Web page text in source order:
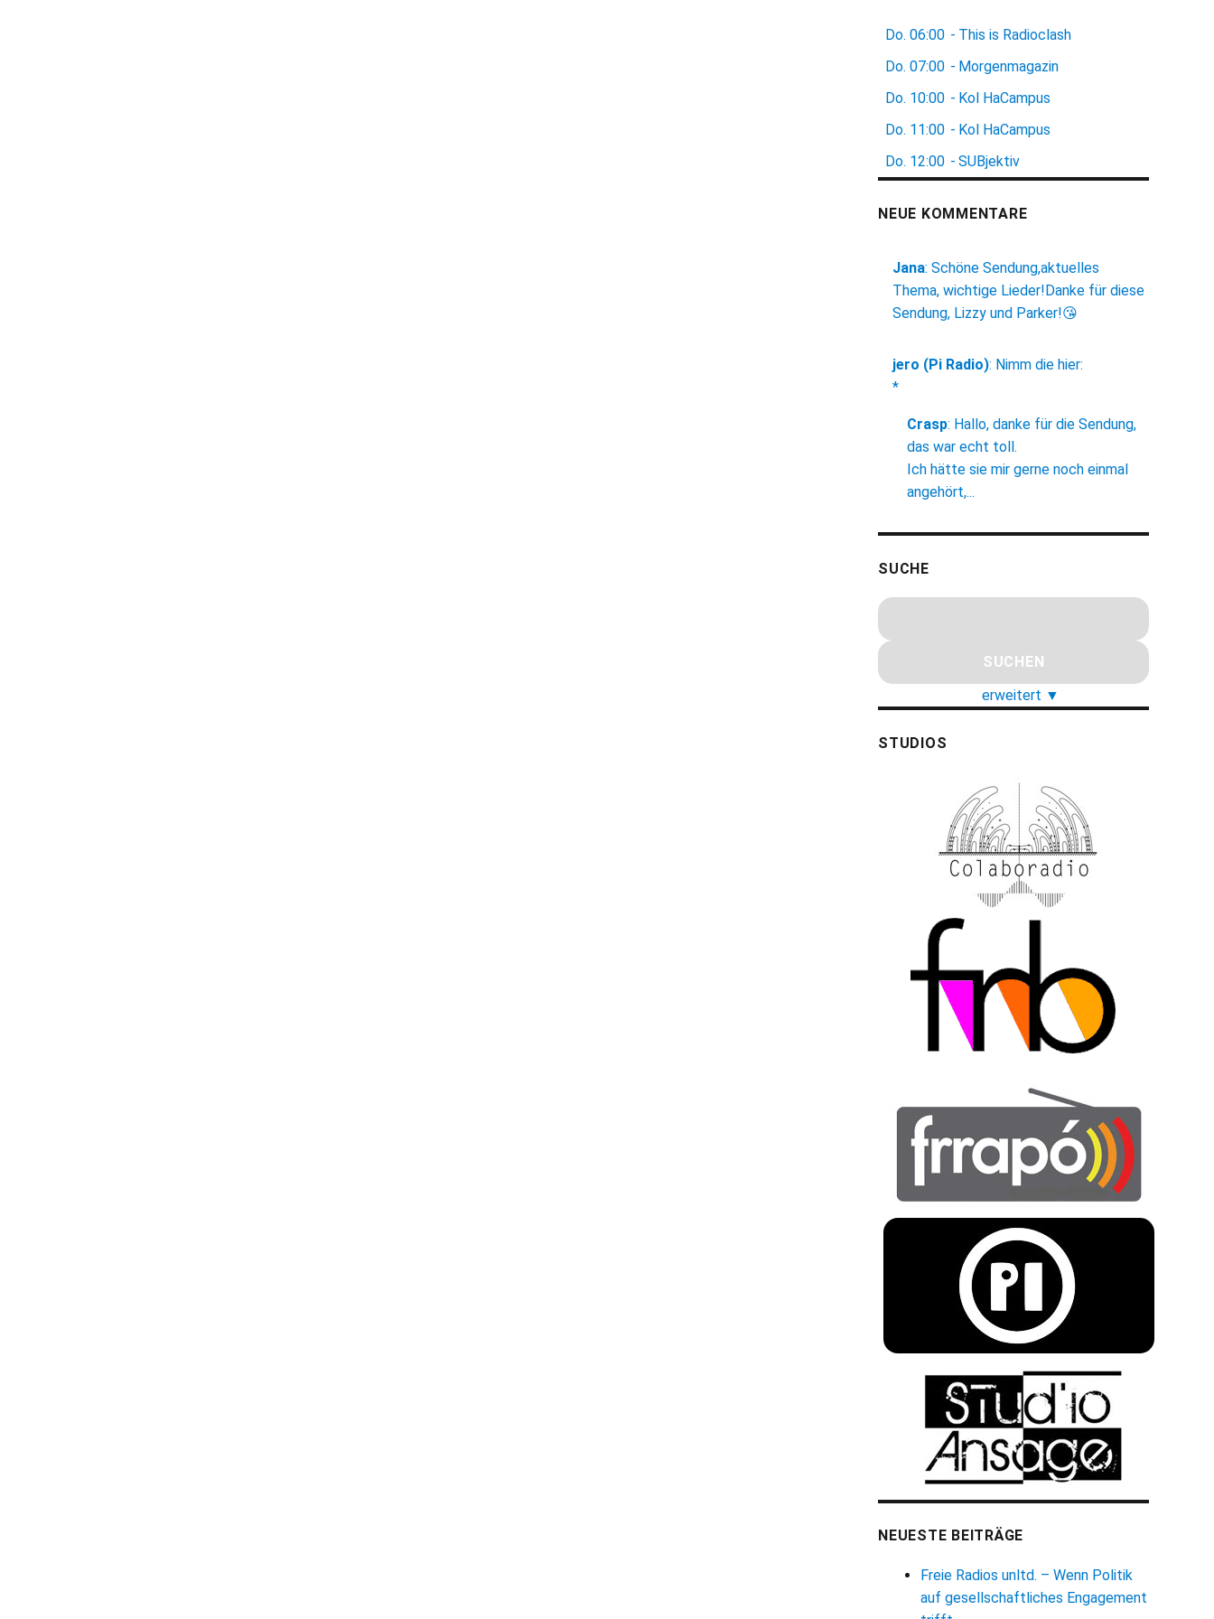
Do. 06:00 - This is Radioclash
Do. 07:00 - Morgenmagazin
Do. 10:00 - Kol HaCampus
Do. 11:00 - Kol HaCampus
Do. 12:00 - SUBjektiv
NEUE KOMMENTARE
Jana: Schöne Sendung,aktuelles
Thema, wichtige Lieder!Danke für diese
Sendung, Lizzy und Parker!😘
jero (Pi Radio): Nimm die hier:
*
Crasp: Hallo, danke für die Sendung,
das war echt toll.
Ich hätte sie mir gerne noch einmal
angehört,...
SUCHE
erweitert ▼
STUDIOS
NEUESTE BEITRÄGE
Freie Radios unltd. – Wenn Politik
auf gesellschaftliches Engagement